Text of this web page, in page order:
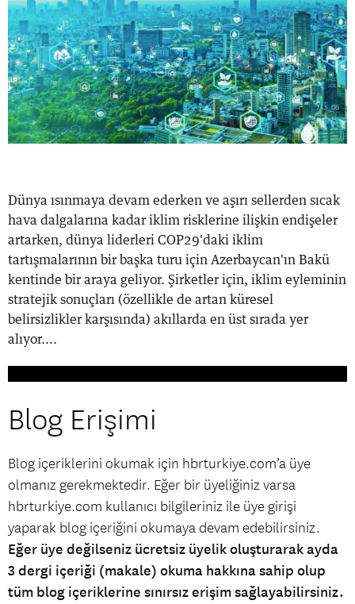
Dünya ısınmaya devam ederken ve aşırı sellerden sıcak
hava dalgalarına kadar iklim risklerine ilişkin endişeler
artarken, dünya liderleri COP29'daki iklim
tartışmalarının bir başka turu için Azerbaycan'ın Bakü
kentinde bir araya geliyor. Şirketler için, iklim eyleminin
stratejik sonuçları (özellikle de artan küresel
belirsizlikler karşısında) akıllarda en üst sırada yer
alıyor....
Blog Erişimi
Blog içeriklerini okumak için hbrturkiye.com’a üye
olmanız gerekmektedir. Eğer bir üyeliğiniz varsa
hbrturkiye.com kullanıcı bilgileriniz ile üye girişi
yaparak blog içeriğini okumaya devam edebilirsiniz.
Eğer üye değilseniz ücretsiz üyelik oluşturarak ayda
3 dergi içeriği (makale) okuma hakkına sahip olup
tüm blog içeriklerine sınırsız erişim sağlayabilirsiniz.